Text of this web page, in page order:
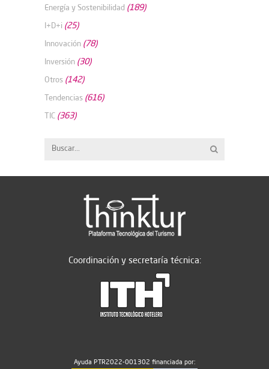
Energía y Sostenibilidad (189)
I+D+i (25)
Innovación (78)
Inversión (30)
Otros (142)
Tendencias (616)
TIC (363)
Coordinación y secretaría técnica:
Ayuda PTR2022-001302 financiada por: